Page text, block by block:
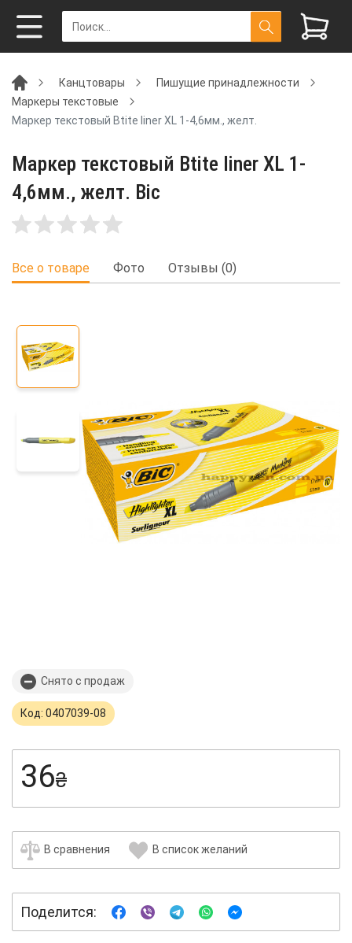
Канцтовары
Пишущие принадлежности
Маркеры текстовые
Маркер текстовый Btite liner XL 1-4,6мм., желт.
Маркер текстовый Btite liner XL 1-
4,6мм., желт. Bic
Все о товаре Фото Отзывы (0)
Снято с продаж
Код: 0407039-08
36₴
В сравнения В список желаний
Поделится: